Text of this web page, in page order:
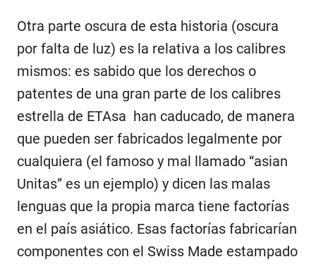
Otra parte oscura de esta historia (oscura
por falta de luz) es la relativa a los calibres
mismos: es sabido que los derechos o
patentes de una gran parte de los calibres
estrella de ETAsa han caducado, de manera
que pueden ser fabricados legalmente por
cualquiera (el famoso y mal llamado “asian
Unitas” es un ejemplo) y dicen las malas
lenguas que la propia marca tiene factorías
en el país asiático. Esas factorías fabricarían
componentes con el Swiss Made estampado